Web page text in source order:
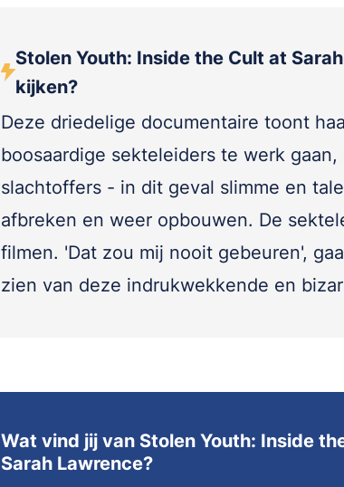
Stolen Youth: Inside the Cult at
kijken?
Deze driedelige documentaire toont
boosaardige sekteleiders te werk
slachtoffers - in dit geval slimme en
afbreken en weer opbouwen. De
filmen. 'Dat zou mij nooit gebeuren',
zien van deze indrukwekkende en
Wat vind jij van Stolen Youth: Inside
Sarah Lawrence?